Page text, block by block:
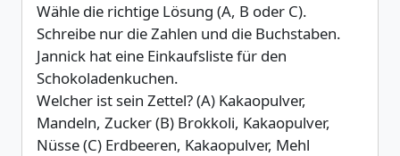
Wähle die richtige Lösung (A, B oder C).
Schreibe nur die Zahlen und die Buchstaben.
Jannick hat eine Einkaufsliste für den
Schokoladenkuchen.
Welcher ist sein Zettel? (A) Kakaopulver,
Mandeln, Zucker (B) Brokkoli, Kakaopulver,
Nüsse (C) Erdbeeren, Kakaopulver, Mehl